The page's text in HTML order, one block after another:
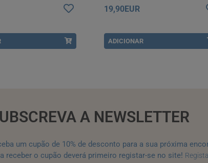
19,90EUR
ADICIONAR
A NEWSLETTER
um cupão de 10% de desconto para a sua próxima
receber o cupão deverá primeiro registar-se no site!